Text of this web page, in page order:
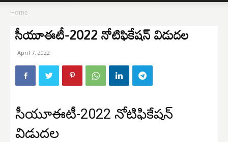
Home
సీయూఈటీ-2022 నోటిఫికేషన్ విడుదల
April 7, 2022
సీయూఈటీ-2022 నోటిఫికేషన్
విడుదల